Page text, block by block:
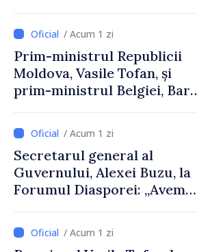
/ Acum 1 zi
Prim-ministrul Republicii
Moldova, Vasile Tofan, și
prim-ministrul Belgiei, Bart
despre parcursul european
al Republicii Moldova.
/ Acum 1 zi
Secretarul general al
Guvernului, Alexei Buzu, la
Forumul Diasporei: „Avem
dumneavoastră pentru a
construi comunități mai
/ Acum 1 zi